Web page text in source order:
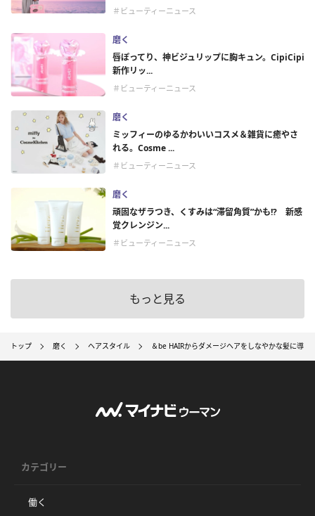
＃ビューティーニュース
磨く
唇ぽってり、神ビジュリップに胸キュン。CipiCipi
新作リッ...
＃ビューティーニュース
磨く
ミッフィーのゆるかわいいコスメ＆雑貨に癒やさ
れる。Cosme ...
＃ビューティーニュース
磨く
頑固なザラつき、くすみは“滞留角質”かも!? 新感
覚クレンジン...
＃ビューティーニュース
もっと見る
トップ 磨く ヘアスタイル ＆be HAIRからダメージヘアをしなやかな髪に導
カテゴリー
働く